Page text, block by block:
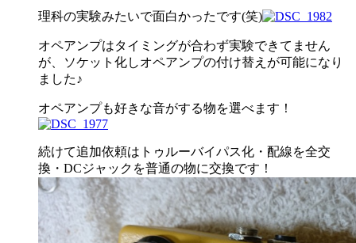
理科の実験みたいで面白かったです(笑)
オペアンプはタイミングが合わず実験できてません
が、ソケット化しオペアンプの付け替えが可能になり
ました♪
オペアンプも好きな音がする物を選べます！
続けて追加依頼はトゥルーバイパス化・配線を全交
換・DCジャックを普通の物に交換です！